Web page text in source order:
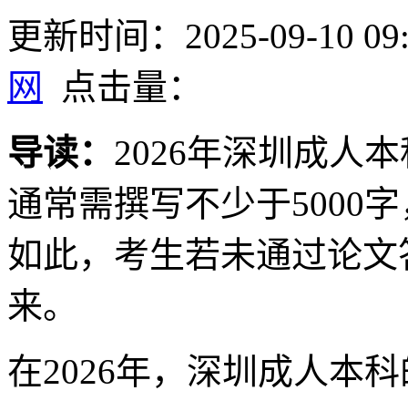
更新时间：2025-09-10
网
点击量：
导读： 2026年深圳成人
通常需撰写不少于5000
如此，考生若未通过论
来。
在2026年，深圳成人本